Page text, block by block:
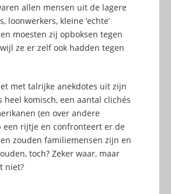
allen mensen uit de lagere
loonwerkers, kleine ‘echte’
moesten zij opboksen tegen
ze er zelf ook hadden tegen
met talrijke anekdotes uit zijn
heel komisch, een aantal clichés
(en over andere
een rijtje en confronteert er de
zouden familiemensen zijn en
toch? Zeker waar, maar
niet?